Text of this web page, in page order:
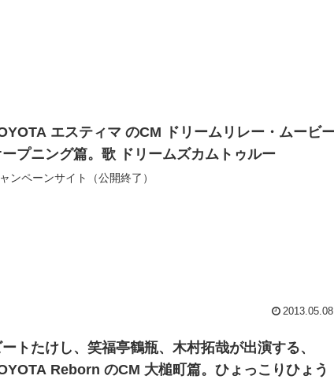
エスティマ のCM ドリームリレー・ムービー
ープニング篇。歌 ドリームズカムトゥルー
ンペーンサイト（公開終了）
2013.05.08
ートたけし、笑福亭鶴瓶、木村拓哉が出演する、
Reborn のCM 大槌町篇。ひょっこりひょう